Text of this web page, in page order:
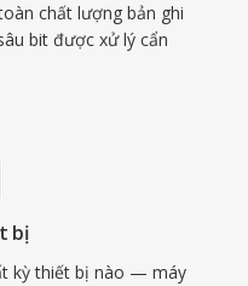
chất lượng bản ghi
bit được xử lý cẩn
bị
kỳ thiết bị nào — máy